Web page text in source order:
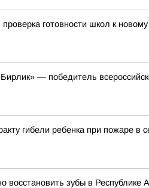
готовности школ к
— победитель
гибели ребенка при пожаре в
восстановить зубы в Республике